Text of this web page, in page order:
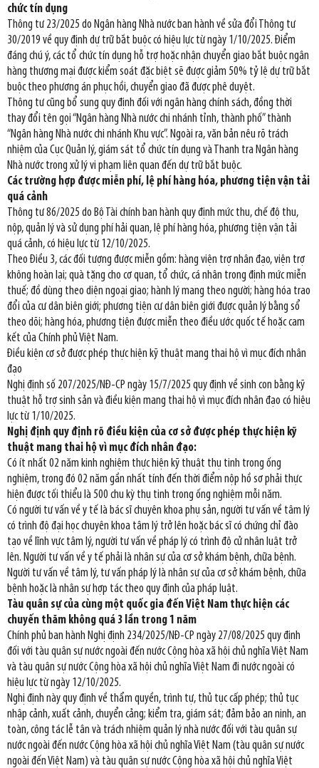
chức tín dụng
Thông tư 23/2025 do Ngân hàng Nhà nước ban hành về sửa đổi Thông tư
30/2019 về quy định dự trữ bắt buộc có hiệu lực từ ngày 1/10/2025. Điểm
đáng chú ý, các tổ chức tín dụng hỗ trợ hoặc nhận chuyển giao bắt buộc ngân
hàng thương mại được kiểm soát đặc biệt sẽ được giảm 50% tỷ lệ dự trữ bắt
buộc theo phương án phục hồi, chuyển giao đã được phê duyệt.
Thông tư cũng bổ sung quy định đối với ngân hàng chính sách, đồng thời
thay đổi tên gọi “Ngân hàng Nhà nước chi nhánh tỉnh, thành phố” thành
“Ngân hàng Nhà nước chi nhánh Khu vực”. Ngoài ra, văn bản nêu rõ trách
nhiệm của Cục Quản lý, giám sát tổ chức tín dụng và Thanh tra Ngân hàng
Nhà nước trong xử lý vi phạm liên quan đến dự trữ bắt buộc.
Các trường hợp được miễn phí, lệ phí hàng hóa, phương tiện vận tải
quá cảnh
Thông tư 86/2025 do Bộ Tài chính ban hành quy định mức thu, chế độ thu,
nộp, quản lý và sử dụng phí hải quan, lệ phí hàng hóa, phương tiện vận tải
quá cảnh, có hiệu lực từ 12/10/2025.
Theo Điều 3, các đối tượng được miễn gồm: hàng viện trợ nhân đạo, viện trợ
không hoàn lại; quà tặng cho cơ quan, tổ chức, cá nhân trong định mức miễn
thuế; đồ dùng theo diện ngoại giao; hành lý mang theo người; hàng hóa trao
đổi của cư dân biên giới; phương tiện cư dân biên giới được quản lý bằng sổ
theo dõi; hàng hóa, phương tiện được miễn theo điều ước quốc tế hoặc cam
kết của Chính phủ Việt Nam.
Điều kiện cơ sở được phép thực hiện kỹ thuật mang thai hộ vì mục đích nhân
đạo
Nghị định số 207/2025/NĐ-CP ngày 15/7/2025 quy định về sinh con bằng kỹ
thuật hỗ trợ sinh sản và điều kiện mang thai hộ vì mục đích nhân đạo có hiệu
lực từ 1/10/2025.
Nghị định quy định rõ điều kiện của cơ sở được phép thực hiện kỹ
thuật mang thai hộ vì mục đích nhân đạo:
Có ít nhất 02 năm kinh nghiệm thực hiện kỹ thuật thụ tinh trong ống
nghiệm, trong đó 02 năm gần nhất tính đến thời điểm nộp hồ sơ phải thực
hiện được tối thiểu là 500 chu kỳ thụ tinh trong ống nghiệm mỗi năm.
Có người tư vấn về y tế là bác sĩ chuyên khoa phụ sản, người tư vấn về tâm lý
có trình độ đại học chuyên khoa tâm lý trở lên hoặc bác sĩ có chứng chỉ đào
tạo về lĩnh vực tâm lý, người tư vấn về pháp lý có trình độ cử nhân luật trở
lên. Người tư vấn về y tế phải là nhân sự của cơ sở khám bệnh, chữa bệnh.
Người tư vấn về tâm lý, tư vấn pháp lý là nhân sự của cơ sở khám bệnh, chữa
bệnh hoặc là nhân sự hợp tác theo quy định của pháp luật.
Tàu quân sự của cùng một quốc gia đến Việt Nam thực hiện các
chuyến thăm không quá 3 lần trong 1 năm
Chính phủ ban hành Nghị định 234/2025/NĐ-CP ngày 27/08/2025 quy định
đối với tàu quân sự nước ngoài đến nước Cộng hòa xã hội chủ nghĩa Việt Nam
và tàu quân sự nước Cộng hòa xã hội chủ nghĩa Việt Nam đi nước ngoài có
hiệu lực từ ngày 12/10/2025.
Nghị định này quy định về thẩm quyền, trình tự, thủ tục cấp phép; thủ tục
nhập cảnh, xuất cảnh, chuyển cảng; kiểm tra, giám sát; đảm bảo an ninh, an
toàn, công tác lễ tân và trách nhiệm quản lý nhà nước đối với tàu quân sự
nước ngoài đến nước Cộng hòa xã hội chủ nghĩa Việt Nam (tàu quân sự nước
ngoài đến Việt Nam) và tàu quân sự nước Cộng hòa xã hội chủ nghĩa Việt